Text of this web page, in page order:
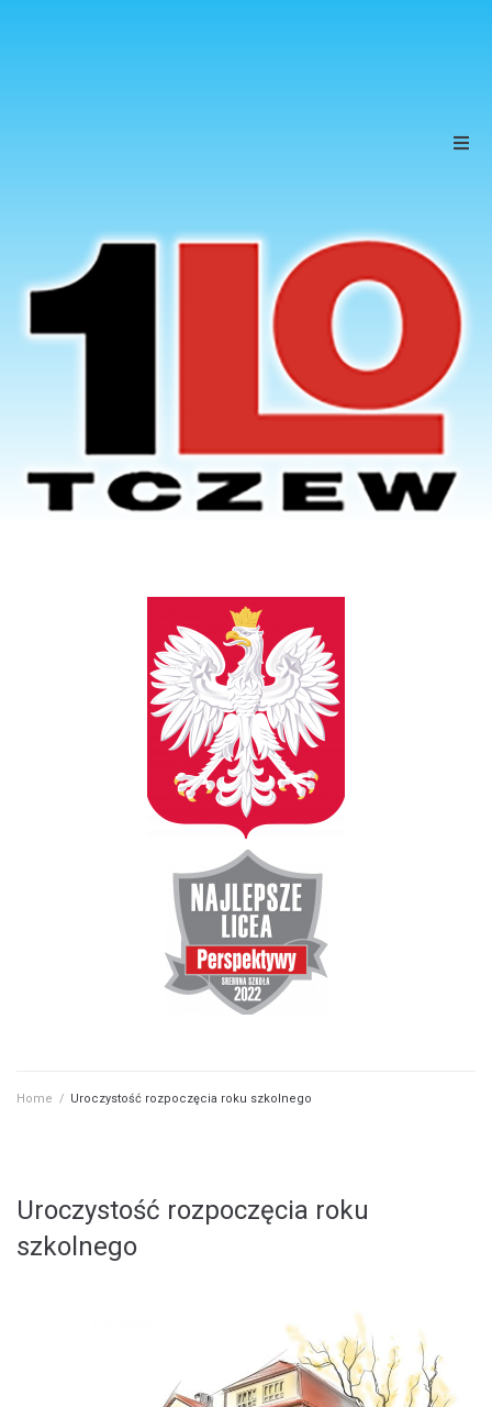
Uczniowie
Home / Uroczystość rozpoczęcia roku szkolnego
Uroczystość rozpoczęcia roku
szkolnego